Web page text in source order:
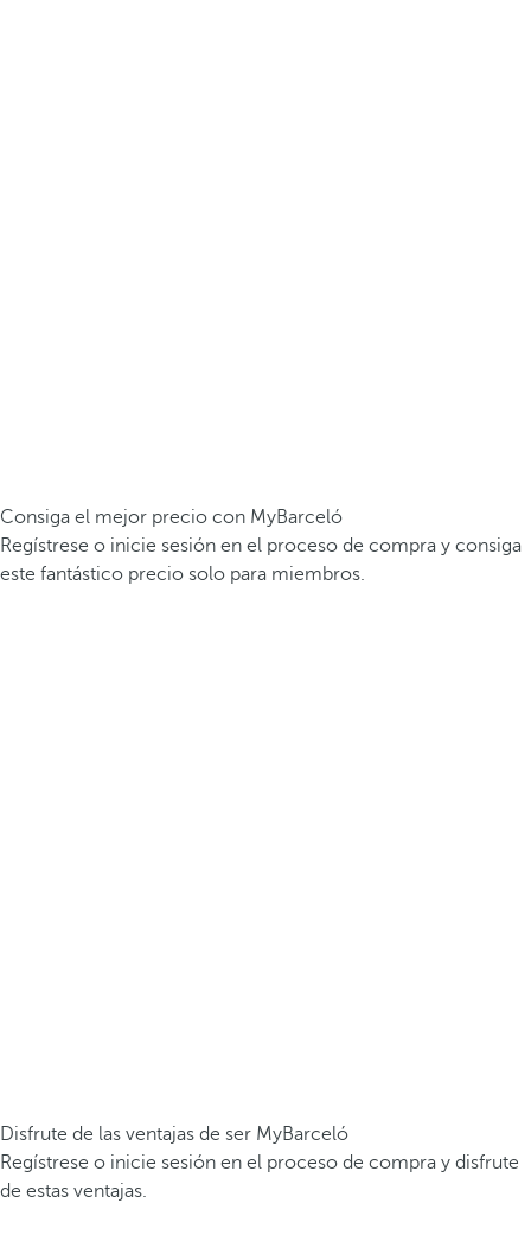
Consiga el mejor precio con MyBarceló
Regístrese o inicie sesión en el proceso de compra y consiga
este fantástico precio solo para miembros.
Disfrute de las ventajas de ser MyBarceló
Regístrese o inicie sesión en el proceso de compra y disfrute
de estas ventajas.